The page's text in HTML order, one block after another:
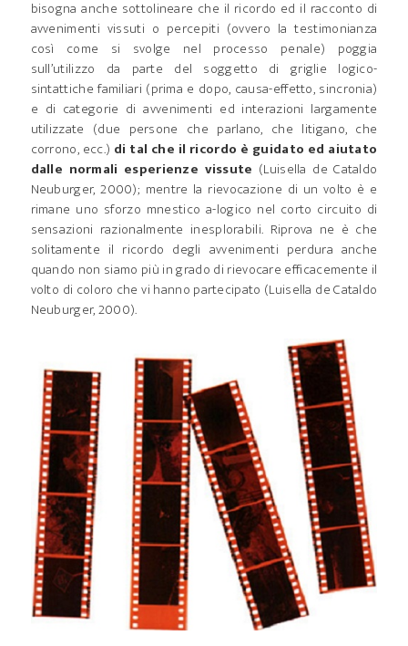
bisogna anche sottolineare che il ricordo ed il racconto di
avvenimenti vissuti o percepiti (ovvero la testimonianza
così come si svolge nel processo penale) poggia
sull’utilizzo da parte del soggetto di griglie logico-
sintattiche familiari (prima e dopo, causa-effetto, sincronia)
e di categorie di avvenimenti ed interazioni largamente
utilizzate (due persone che parlano, che litigano, che
corrono, ecc.) di tal che il ricordo è guidato ed aiutato
dalle normali esperienze vissute (Luisella de Cataldo
Neuburger, 2000); mentre la rievocazione di un volto è e
rimane uno sforzo mnestico a-logico nel corto circuito di
sensazioni razionalmente inesplorabili. Riprova ne è che
solitamente il ricordo degli avvenimenti perdura anche
quando non siamo più in grado di rievocare efficacemente il
volto di coloro che vi hanno partecipato (Luisella de Cataldo
Neuburger, 2000).